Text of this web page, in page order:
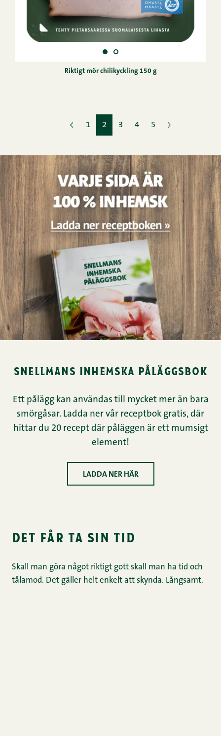
Riktigt mör chilikyckling 150 g
1 2 3 4 5
snellmans inhemska påläggsbok
Ett pålägg kan användas till mycket mer än bara
smörgåsar. Ladda ner vår receptbok gratis, där
hittar du 20 recept där påläggen är ett mumsigt
element!
LADDA NER HÄR
det får ta sin tid
Skall man göra något riktigt gott skall man ha tid och
tålamod. Det gäller helt enkelt att skynda. Långsamt.